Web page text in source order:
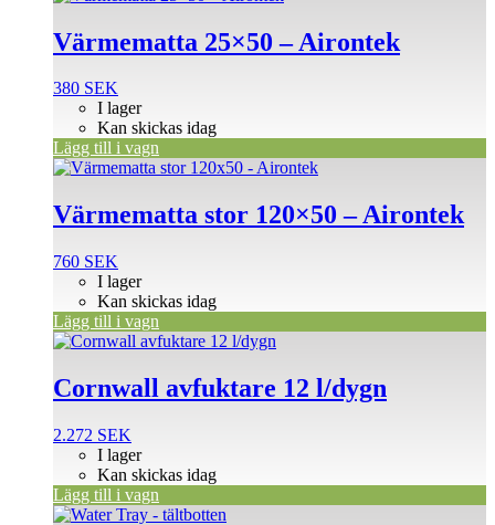
Värmematta 25×50 – Airontek
380 SEK
I lager
Kan skickas idag
Lägg till i vagn
Värmematta stor 120×50 – Airontek
760 SEK
I lager
Kan skickas idag
Lägg till i vagn
Cornwall avfuktare 12 l/dygn
2.272 SEK
I lager
Kan skickas idag
Lägg till i vagn
Den